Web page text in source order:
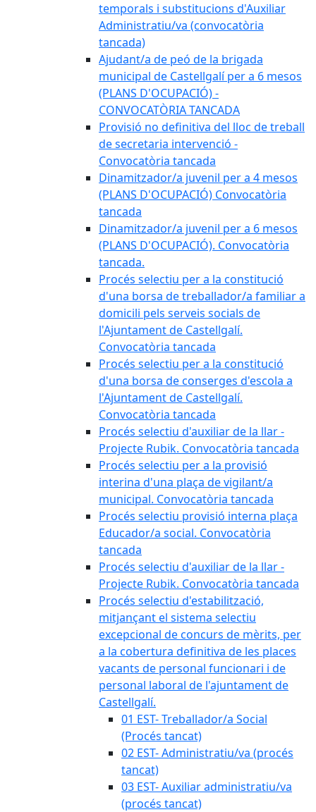
temporals i substitucions d'Auxiliar
Administratiu/va (convocatòria
tancada)
Ajudant/a de peó de la brigada
municipal de Castellgalí per a 6 mesos
(PLANS D'OCUPACIÓ) -
CONVOCATÒRIA TANCADA
Provisió no definitiva del lloc de treball
de secretaria intervenció -
Convocatòria tancada
Dinamitzador/a juvenil per a 4 mesos
(PLANS D'OCUPACIÓ) Convocatòria
tancada
Dinamitzador/a juvenil per a 6 mesos
(PLANS D'OCUPACIÓ). Convocatòria
tancada.
Procés selectiu per a la constitució
d'una borsa de treballador/a familiar a
domicili pels serveis socials de
l'Ajuntament de Castellgalí.
Convocatòria tancada
Procés selectiu per a la constitució
d'una borsa de conserges d'escola a
l'Ajuntament de Castellgalí.
Convocatòria tancada
Procés selectiu d'auxiliar de la llar -
Projecte Rubik. Convocatòria tancada
Procés selectiu per a la provisió
interina d'una plaça de vigilant/a
municipal. Convocatòria tancada
Procés selectiu provisió interna plaça
Educador/a social. Convocatòria
tancada
Procés selectiu d'auxiliar de la llar -
Projecte Rubik. Convocatòria tancada
Procés selectiu d'estabilització,
mitjançant el sistema selectiu
excepcional de concurs de mèrits, per
a la cobertura definitiva de les places
vacants de personal funcionari i de
personal laboral de l'ajuntament de
Castellgalí.
01 EST- Treballador/a Social
(Procés tancat)
02 EST- Administratiu/va (procés
tancat)
03 EST- Auxiliar administratiu/va
(procés tancat)